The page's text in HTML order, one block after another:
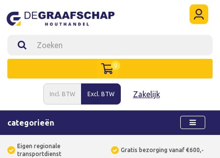
Incl. BTW Excl. BTW Zakelijk
0
categorieën
Eigen regionale
transportdienst
Gratis bezorging vanaf €600,-